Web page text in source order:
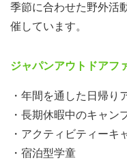
季節に合わせた野外活
催しています。
ジャパンアウトドアフ
・年間を通した日帰り
・長期休暇中のキャン
・アクティビティーキ
・宿泊型学童